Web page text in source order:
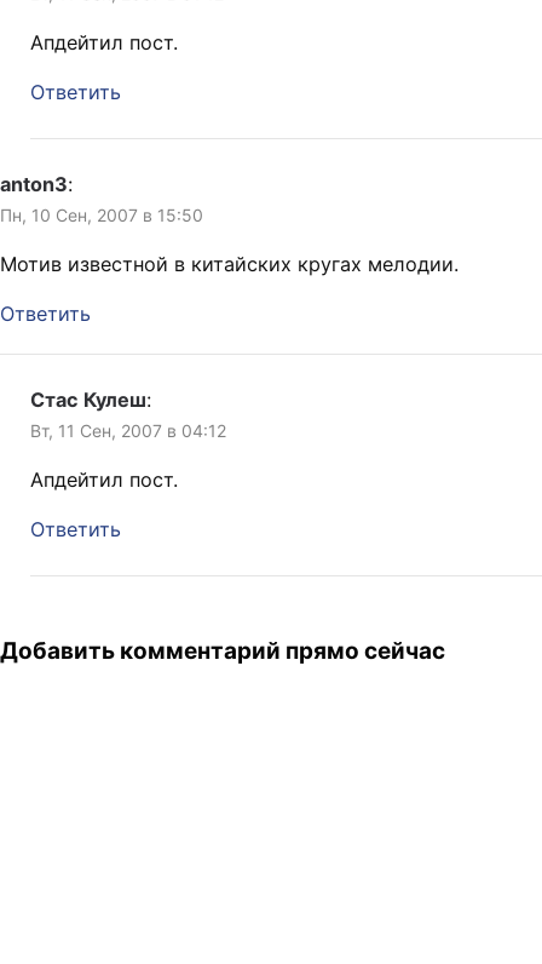
Апдейтил пост.
Ответить
anton3:
Пн, 10 Сен, 2007 в 15:50
Мотив известной в китайских кругах мелодии.
Ответить
Стас Кулеш:
Вт, 11 Сен, 2007 в 04:12
Апдейтил пост.
Ответить
Добавить комментарий прямо сейчас